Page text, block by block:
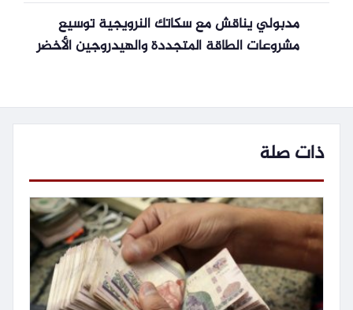
مدبولي يناقش مع سكاتك النرويجية توسيع
مشروعات الطاقة المتجددة والهيدروجين الأخضر
ذات صلة